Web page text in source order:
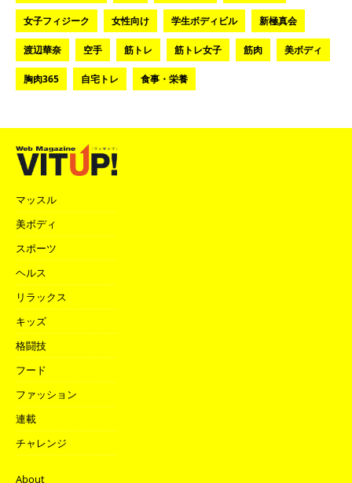
女子フィジーク 女性向け 学生ボディビル 新極真会
渡辺華奈 空手 筋トレ 筋トレ女子 筋肉 美ボディ
胸肉365 自宅トレ 食事・栄養
マッスル
美ボディ
スポーツ
ヘルス
リラックス
キッズ
格闘技
フード
ファッション
連載
チャレンジ
About